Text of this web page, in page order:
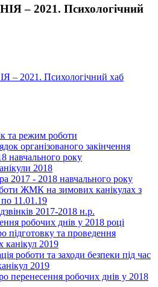
– 2021. Психологічний
2021. Психологічний хаб
та режим роботи
організованого закінчення
навчального року
2018
2017 - 2018 навчального року
ЖМК на зимових канікулах з
11.01.19
2017-2018 н.р.
робочих днів у 2018 році
підготовку та проведення
канікул 2019
роботи та заходи безпеки під час
2019
перенесення робочих днів у 2018